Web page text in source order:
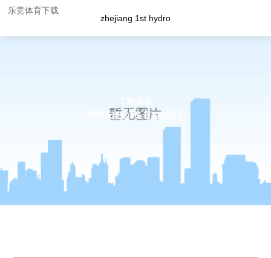
乐竞体育下载
zhejiang 1st hydro
PROJECTS EXHIBIT